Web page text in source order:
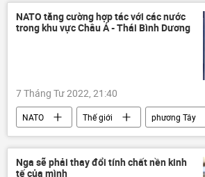
Thế giới
NATO tăng cường hợp tác với các nước
trong khu vực Châu Á - Thái Bình Dương
7 Tháng Tư 2022, 21:40
NATO Thế giới
phương Tây
quan hệ
Jens Stoltenberg
Á-Thái Bình Dương
Nga sẽ phải thay đổi tính chất nền kinh
tế của mình